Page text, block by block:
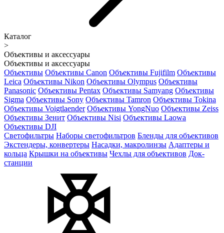
Каталог
>
Объективы и аксессуары
Объективы и аксессуары
Объективы Объективы Canon Объективы Fujifilm Объективы
Leica Объективы Nikon Объективы Olympus Объективы
Panasonic Объективы Pentax Объективы Samyang Объективы
Sigma Объективы Sony Объективы Tamron Объективы Tokina
Объективы Voigtlaender Объективы YongNuo Объективы Zeiss
Объективы Зенит Объективы Nisi Объективы Laowa
Объективы DJI
Светофильтры Наборы светофильтров Бленды для объективов
Экстендеры, конвертеры Насадки, макролинзы Адаптеры и
кольца Крышки на объективы Чехлы для объективов Док-
станции